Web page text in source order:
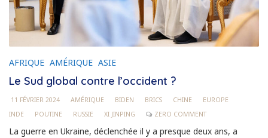
AFRIQUE AMÉRIQUE ASIE
Le Sud global contre l’occident ?
11 FÉVRIER 2024 AMÉRIQUE BIDEN BRICS CHINE
EUROPE
INDE
POUTINE RUSSIE XI JINPING ZERO COMMENT
La guerre en Ukraine, déclenchée il y a presque deux ans, a